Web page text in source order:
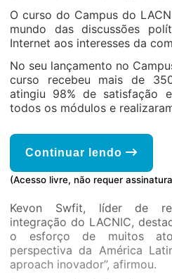
O curso do Campus do
mundo das discussões
Internet aos interesses da
No seu lançamento no
curso recebeu mais de
atingiu 98% de satisfação
todos os módulos e
Continuar lendo
(Acesso livre, não requer
Kevon Swfit, líder de
integração do LACNIC,
o esforço de muitos
perspectiva da América
aproach inovador”, afirmou.